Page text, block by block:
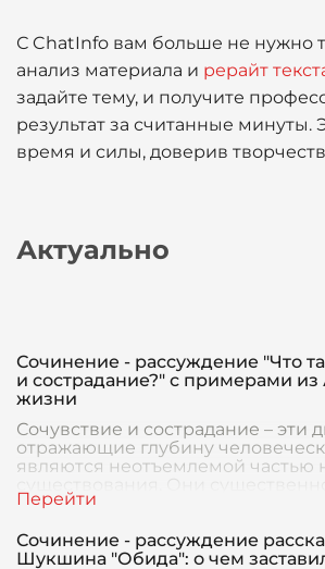
С ChatInfo вам больше не нужно
анализ материала и рерайт
задайте тему, и получите
результат за считанные минуты.
время и силы, доверив
Актуально
Сочинение - рассуждение "Что
и сострадание?" с примерами из
жизни
Сочувствие и сострадание – эти
отражающие глубину
являются неотъемлемой частью
существования. Они
наше восприятие мира
Сочинение - рассуждение
Шукшина "Обида": о чем